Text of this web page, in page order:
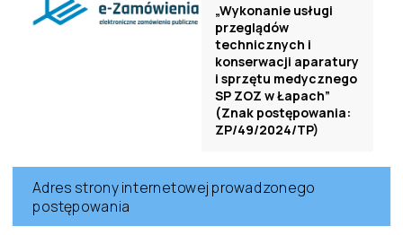
„Wykonanie usługi
przeglądów
technicznych i
konserwacji aparatury
i sprzętu medycznego
SP ZOZ w Łapach”
(Znak postępowania:
ZP/49/2024/TP)
Adres strony internetowej prowadzonego
postępowania